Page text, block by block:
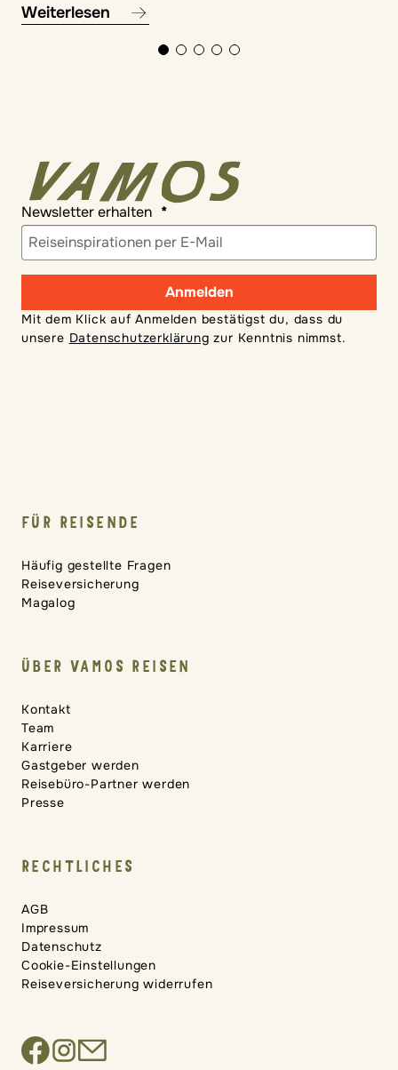
Weiterlesen
Newsletter erhalten
Anmelden
Mit dem Klick auf Anmelden bestätigst du, dass du
unsere Datenschutzerklärung zur Kenntnis nimmst.
FÜR REISENDE
Häufig gestellte Fragen
Reiseversicherung
Magalog
ÜBER VAMOS REISEN
Kontakt
Team
Karriere
Gastgeber werden
Reisebüro-Partner werden
Presse
RECHTLICHES
AGB
Impressum
Datenschutz
Cookie-Einstellungen
Reiseversicherung widerrufen